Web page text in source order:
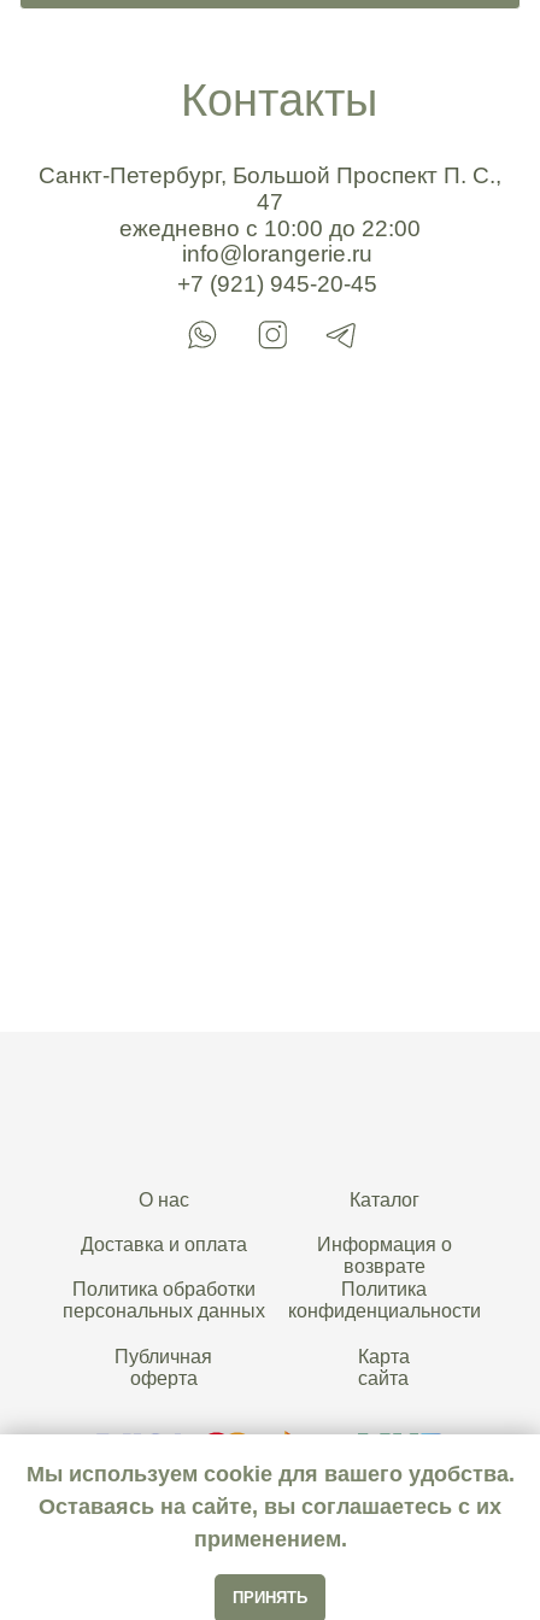
Мы используем cookie для вашего удобства.
Оставаясь на сайте, вы соглашаетесь с их
применением.
ПРИНЯТЬ
Нет в наличии
ООО «Дом цветов
Лоранжери»
2024 © Все права защищены
Публичная
оферта
Карта
сайта
Каталог
Информация о
возврате
Политика
конфиденциальности
О нас
Доставка и оплата
Политика обработки
персональных данных